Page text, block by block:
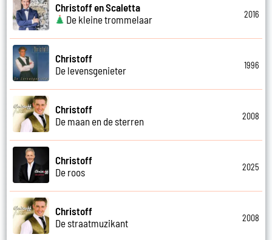
Christoff en Scaletta
De kleine trommelaar
2016
Christoff
De levensgenieter
1996
Christoff
De maan en de sterren
2008
Christoff
De roos
2025
Christoff
De straatmuzikant
2008